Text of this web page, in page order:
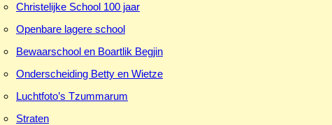
Christelijke School 100 jaar
Openbare lagere school
Bewaarschool en Boartlik Begjin
Onderscheiding Betty en Wietze
Luchtfoto’s Tzummarum
Straten